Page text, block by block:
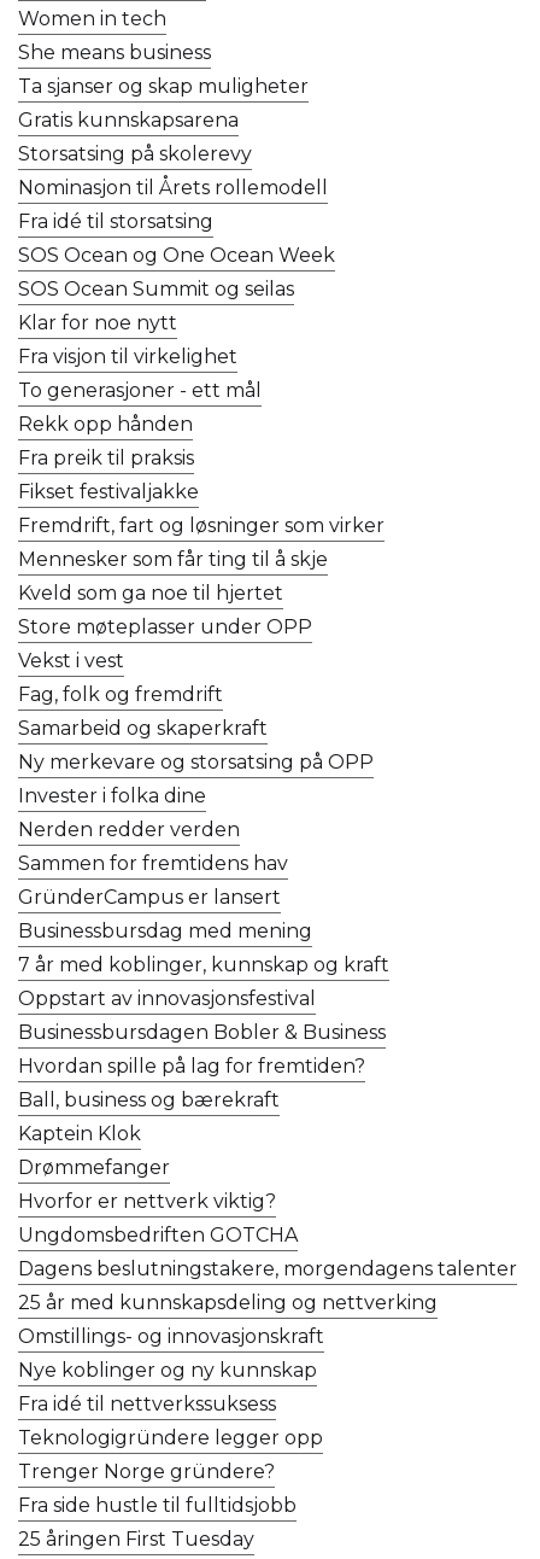
Women in tech
She means business
Ta sjanser og skap muligheter
Gratis kunnskapsarena
Storsatsing på skolerevy
Nominasjon til Årets rollemodell
Fra idé til storsatsing
SOS Ocean og One Ocean Week
SOS Ocean Summit og seilas
Klar for noe nytt
Fra visjon til virkelighet
To generasjoner - ett mål
Rekk opp hånden
Fra preik til praksis
Fikset festivaljakke
Fremdrift, fart og løsninger som virker
Mennesker som får ting til å skje
Kveld som ga noe til hjertet
Store møteplasser under OPP
Vekst i vest
Fag, folk og fremdrift
Samarbeid og skaperkraft
Ny merkevare og storsatsing på OPP
Invester i folka dine
Nerden redder verden
Sammen for fremtidens hav
GründerCampus er lansert
Businessbursdag med mening
7 år med koblinger, kunnskap og kraft
Oppstart av innovasjonsfestival
Businessbursdagen Bobler & Business
Hvordan spille på lag for fremtiden?
Ball, business og bærekraft
Kaptein Klok
Drømmefanger
Hvorfor er nettverk viktig?
Ungdomsbedriften GOTCHA
Dagens beslutningstakere, morgendagens talenter
25 år med kunnskapsdeling og nettverking
Omstillings- og innovasjonskraft
Nye koblinger og ny kunnskap
Fra idé til nettverkssuksess
Teknologigründere legger opp
Trenger Norge gründere?
Fra side hustle til fulltidsjobb
25 åringen First Tuesday